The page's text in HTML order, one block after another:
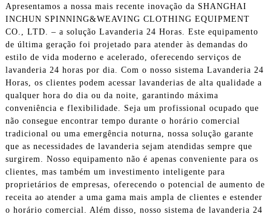
Apresentamos a nossa mais recente inovação da SHANGHAI
INCHUN SPINNING&WEAVING CLOTHING EQUIPMENT
CO., LTD. – a solução Lavanderia 24 Horas. Este equipamento
de última geração foi projetado para atender às demandas do
estilo de vida moderno e acelerado, oferecendo serviços de
lavanderia 24 horas por dia. Com o nosso sistema Lavanderia 24
Horas, os clientes podem acessar lavanderias de alta qualidade a
qualquer hora do dia ou da noite, garantindo máxima
conveniência e flexibilidade. Seja um profissional ocupado que
não consegue encontrar tempo durante o horário comercial
tradicional ou uma emergência noturna, nossa solução garante
que as necessidades de lavanderia sejam atendidas sempre que
surgirem. Nosso equipamento não é apenas conveniente para os
clientes, mas também um investimento inteligente para
proprietários de empresas, oferecendo o potencial de aumento de
receita ao atender a uma gama mais ampla de clientes e estender
o horário comercial. Além disso, nosso sistema de lavanderia 24